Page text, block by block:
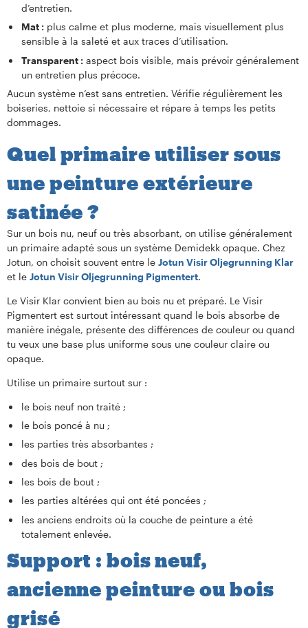
d’entretien.
Mat :plus calme et plus moderne, mais visuellement plus
sensible à la saleté et aux traces d’utilisation.
Transparent :aspect bois visible, mais prévoir généralement
un entretien plus précoce.
Aucun système n’est sans entretien. Vérifie régulièrement les
boiseries, nettoie si nécessaire et répare à temps les petits
dommages.
Quel primaire utiliser sous
une peinture extérieure
satinée ?
Sur un bois nu, neuf ou très absorbant, on utilise généralement
un primaire adapté sous un système Demidekk opaque. Chez
Jotun, on choisit souvent entre le Jotun Visir Oljegrunning Klar
et le Jotun Visir Oljegrunning Pigmentert.
Le Visir Klar convient bien au bois nu et préparé. Le Visir
Pigmentert est surtout intéressant quand le bois absorbe de
manière inégale, présente des différences de couleur ou quand
tu veux une base plus uniforme sous une couleur claire ou
opaque.
Utilise un primaire surtout sur :
le bois neuf non traité ;
le bois poncé à nu ;
les parties très absorbantes ;
des bois de bout ;
les bois de bout ;
les parties altérées qui ont été poncées ;
les anciens endroits où la couche de peinture a été
totalement enlevée.
Support : bois neuf,
ancienne peinture ou bois
grisé